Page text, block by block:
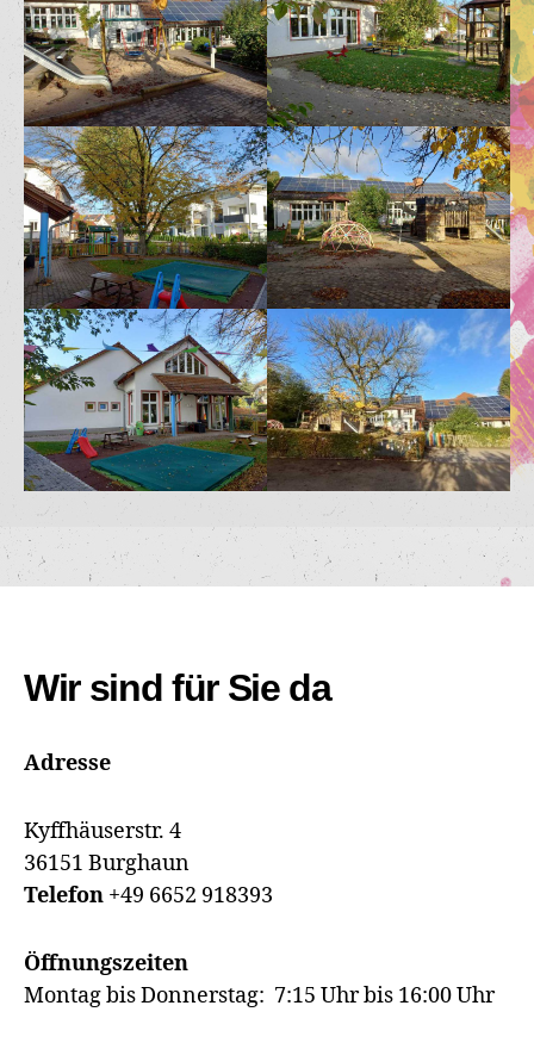
Wir sind für Sie da
Adresse
Kyffhäuserstr. 4
36151 Burghaun
Telefon +49 6652 918393
Öffnungszeiten
Montag bis Donnerstag: 7:15 Uhr bis 16:00 Uhr